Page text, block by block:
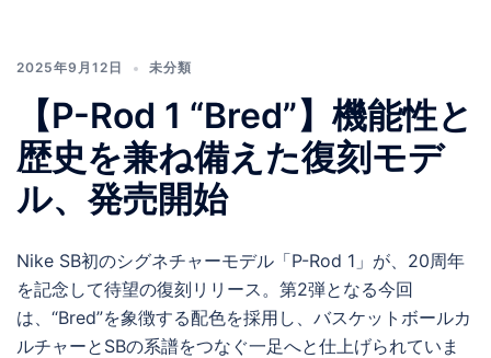
2025年9月12日 未分類
【P-Rod 1 “Bred”】機能性と
歴史を兼ね備えた復刻モデ
ル、発売開始
Nike SB初のシグネチャーモデル「P-Rod 1」が、20周年
を記念して待望の復刻リリース。第2弾となる今回
は、“Bred”を象徴する配色を採用し、バスケットボールカ
ルチャーとSBの系譜をつなぐ一足へと仕上げられていま